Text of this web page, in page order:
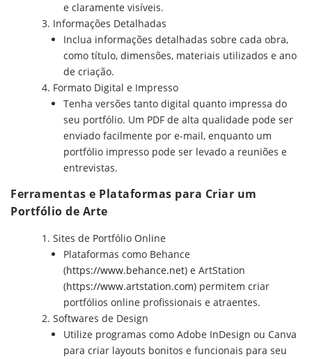
e claramente visíveis.
Informações Detalhadas
Inclua informações detalhadas sobre cada obra,
como título, dimensões, materiais utilizados e ano
de criação.
Formato Digital e Impresso
Tenha versões tanto digital quanto impressa do
seu portfólio. Um PDF de alta qualidade pode ser
enviado facilmente por e-mail, enquanto um
portfólio impresso pode ser levado a reuniões e
entrevistas.
Ferramentas e Plataformas para Criar um
Portfólio de Arte
Sites de Portfólio Online
Plataformas como Behance
(https://www.behance.net) e ArtStation
(https://www.artstation.com) permitem criar
portfólios online profissionais e atraentes.
Softwares de Design
Utilize programas como Adobe InDesign ou Canva
para criar layouts bonitos e funcionais para seu